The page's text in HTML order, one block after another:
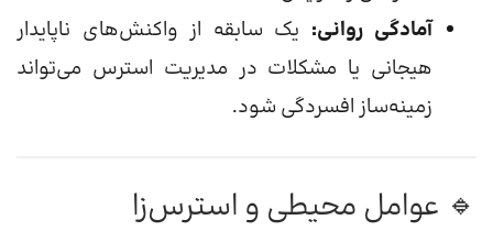
آمادگی روانی: یک سابقه از واکنش‌های ناپایدار
هیجانی یا مشکلات در مدیریت استرس می‌تواند
زمینه‌ساز افسردگی شود.
🔹 عوامل محیطی و استرس‌زا